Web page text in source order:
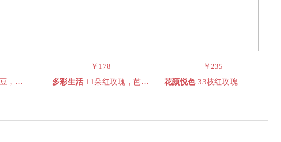
利
￥178
多彩生活 11朵红玫瑰，芭比橙色多头泡泡，尤加利
￥235
花颜悦色 33枝红玫瑰